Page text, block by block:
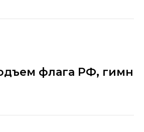
флага РФ, гимн